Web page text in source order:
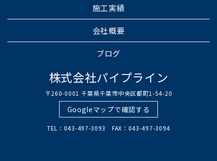
施工実績
会社概要
ブログ
株式会社パイプライン
〒260-0001 千葉県千葉市中央区都町1-54-20
Googleマップで確認する
TEL：043-497-3093 FAX：043-497-3094